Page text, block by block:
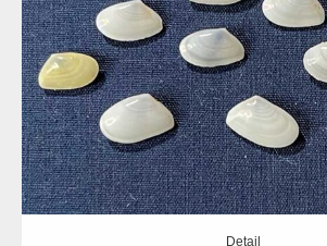
Update:2021.06.08
Category: ニッコウガイ科
Detail
Detail